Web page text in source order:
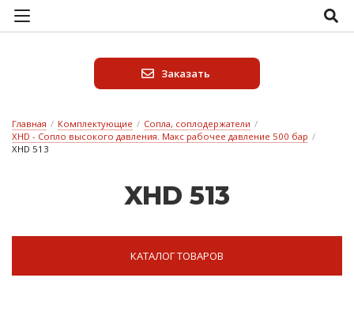
Заказать
Главная / Комплектующие / Сопла, соплодержатели /
XHD - Сопло высокого давления. Макс рабочее давление 500 бар /
XHD 513
XHD 513
КАТАЛОГ ТОВАРОВ